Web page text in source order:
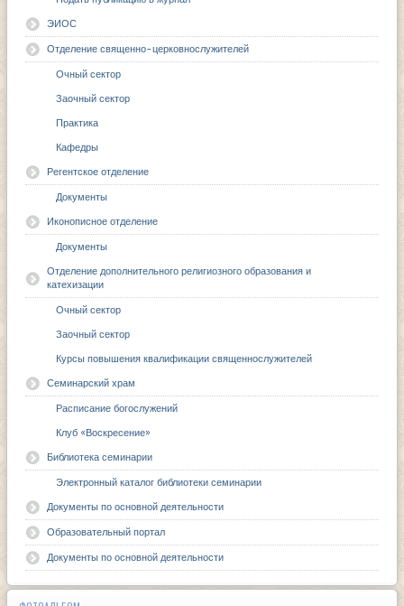
ЭИОС
Отделение священно-церковнослужителей
Очный сектор
Заочный сектор
Практика
Кафедры
Регентское отделение
Документы
Иконописное отделение
Документы
Отделение дополнительного религиозного образования и
катехизации
Очный сектор
Заочный сектор
Курсы повышения квалификации священнослужителей
Семинарский храм
Расписание богослужений
Клуб «Воскресение»
Библиотека семинарии
Электронный каталог библиотеки семинарии
Документы по основной деятельности
Образовательный портал
Документы по основной деятельности